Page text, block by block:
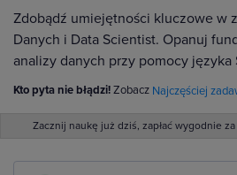
Zdobądź umiejętności kluczowe w
Danych i Data Scientist. Opanuj
analizy danych przy pomocy języka
Kto pyta nie błądzi!Zobacz Najczęściej
Zacznij naukę już dziś, zapłać wygodnie